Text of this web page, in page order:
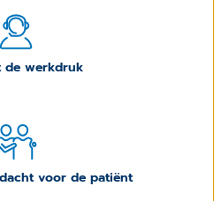
de werkdruk
voor de patiënt